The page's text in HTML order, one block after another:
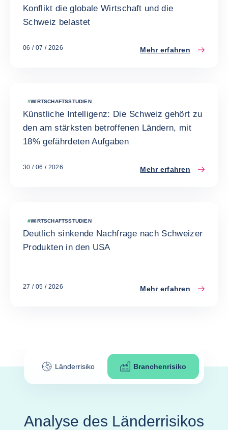
Konflikt die globale Wirtschaft und die
Schweiz belastet
06 / 07 / 2026 Mehr erfahren
#WIRTSCHAFTSSTUDIEN
Künstliche Intelligenz: Die Schweiz gehört zu
den am stärksten betroffenen Ländern, mit
18% gefährdeten Aufgaben
30 / 06 / 2026 Mehr erfahren
#WIRTSCHAFTSSTUDIEN
Deutlich sinkende Nachfrage nach Schweizer
Produkten in den USA
27 / 05 / 2026 Mehr erfahren
Länderrisiko Branchenrisiko
Analyse des Länderrisikos